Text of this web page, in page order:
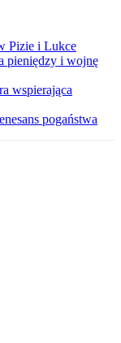
Pizie i Lukce
pieniędzy i wojnę
wspierająca
pogaństwa